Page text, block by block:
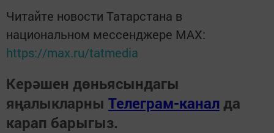
Читайте новости Татарстана в
национальном мессенджере MАХ:
https://max.ru/tatmedia
Керәшен дөньясындагы
яңалыкларны Телеграм-канал да
карап барыгыз.